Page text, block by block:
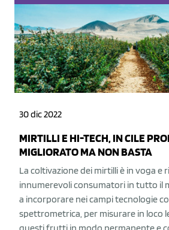
30 dic 2022
MIRTILLI E HI-TECH, IN CILE
MIGLIORATO MA NON BASTA
La coltivazione dei mirtilli è in voga e
innumerevoli consumatori in tutto il
a incorporare nei campi tecnologie
spettrometrica, per misurare in loco
questi frutti in modo permanente e